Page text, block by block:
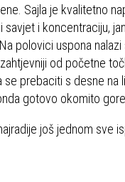
Sajla je kvalitetno
savjet i koncentraciju,
polovici uspona
od početne
prebaciti s desne
gotovo okomito
još jednom sve